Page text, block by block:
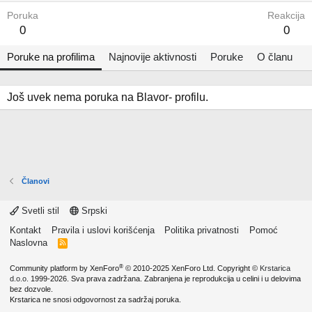
Poruka
0
Reakcija
0
Poruke na profilima Najnovije aktivnosti Poruke O članu
Još uvek nema poruka na Blavor- profilu.
Članovi
Svetli stil
Srpski
Kontakt
Pravila i uslovi korišćenja Politika privatnosti
Pomoć
Naslovna
R
Community platform by XenForo® © 2010-2025 XenForo Ltd. Copyright © Krstarica
d.o.o. 1999-2026. Sva prava zadržana. Zabranjena je reprodukcija u celini i u delovima
bez dozvole.
Krstarica ne snosi odgovornost za sadržaj poruka.